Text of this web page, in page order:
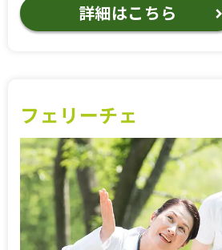
詳細はこちら
フェリーチェ